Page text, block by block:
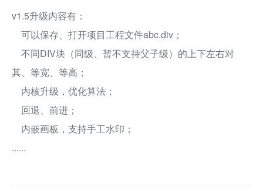
v1.5升级内容有：
可以保存、打开项目工程文件abc.div；
不同DIV块（同级、暂不支持父子级）的上下左右对
其、等宽、等高；
内核升级，优化算法；
回退、前进；
内嵌画板，支持手工水印；
......